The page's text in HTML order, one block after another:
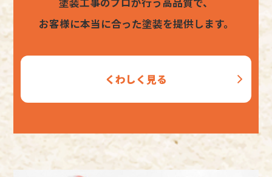
お客様に本当に合った塗装を提供します。
くわしく見る